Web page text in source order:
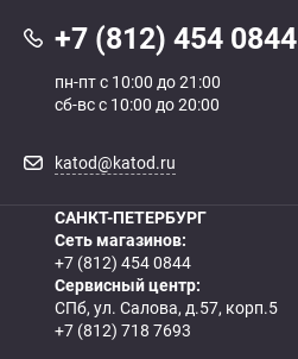
+7 (812) 454 0844
пн-пт с 10:00 до 21:00
сб-вс с 10:00 до 20:00
katod@katod.ru
САНКТ-ПЕТЕРБУРГ
Сеть магазинов:
+7 (812) 454 0844
Сервисный центр:
СПб, ул. Салова, д.57, корп.5
+7 (812) 718 7693